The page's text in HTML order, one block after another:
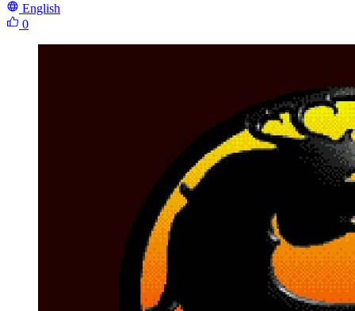
English
0